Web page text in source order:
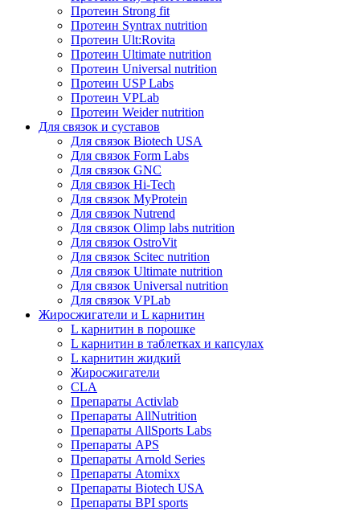
Протеин Strong fit
Протеин Syntrax nutrition
Протеин Ult:Rovita
Протеин Ultimate nutrition
Протеин Universal nutrition
Протеин USP Labs
Протеин VPLab
Протеин Weider nutrition
Для связок и суставов
Для связок Biotech USA
Для связок Form Labs
Для связок GNC
Для связок Hi-Tech
Для связок MyProtein
Для связок Nutrend
Для связок Olimp labs nutrition
Для связок OstroVit
Для связок Scitec nutrition
Для связок Ultimate nutrition
Для связок Universal nutrition
Для связок VPLab
Жиросжигатели и L карнитин
L карнитин в порошке
L карнитин в таблетках и капсулах
L карнитин жидкий
Жиросжигатели
CLA
Препараты Activlab
Препараты AllNutrition
Препараты AllSports Labs
Препараты APS
Препараты Arnold Series
Препараты Atomixx
Препараты Biotech USA
Препараты BPI sports